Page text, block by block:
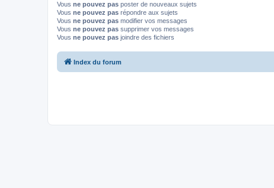
Vous ne pouvez pas poster de nouveaux sujets
Vous ne pouvez pas répondre aux sujets
Vous ne pouvez pas modifier vos messages
Vous ne pouvez pas supprimer vos messages
Vous ne pouvez pas joindre des fichiers
Index du forum